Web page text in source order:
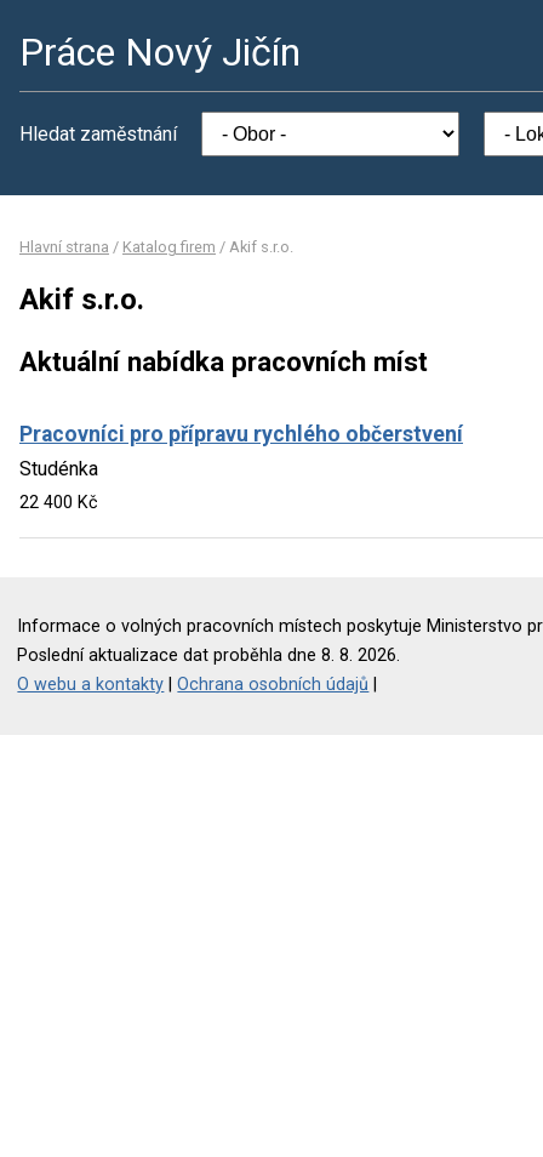
Práce Nový Jičín
Hledat zaměstnání
Hlavní strana / Katalog firem / Akif s.r.o.
Akif s.r.o.
Aktuální nabídka pracovních míst
Pracovníci pro přípravu rychlého občerstvení
Studénka
22 400 Kč
Informace o volných pracovních místech poskytuje Ministerstvo
Poslední aktualizace dat proběhla dne 8. 8. 2026.
O webu a kontakty |Ochrana osobních údajů